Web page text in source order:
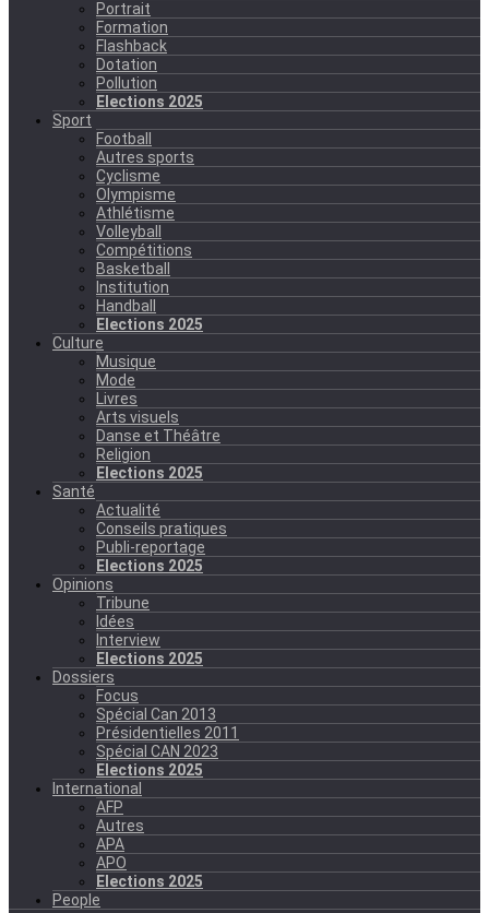
Portrait
Formation
Flashback
Dotation
Pollution
Elections 2025
Sport
Football
Autres sports
Cyclisme
Olympisme
Athlétisme
Volleyball
Compétitions
Basketball
Institution
Handball
Elections 2025
Culture
Musique
Mode
Livres
Arts visuels
Danse et Théâtre
Religion
Elections 2025
Santé
Actualité
Conseils pratiques
Publi-reportage
Elections 2025
Opinions
Tribune
Idées
Interview
Elections 2025
Dossiers
Focus
Spécial Can 2013
Présidentielles 2011
Spécial CAN 2023
Elections 2025
International
AFP
Autres
APA
APO
Elections 2025
People